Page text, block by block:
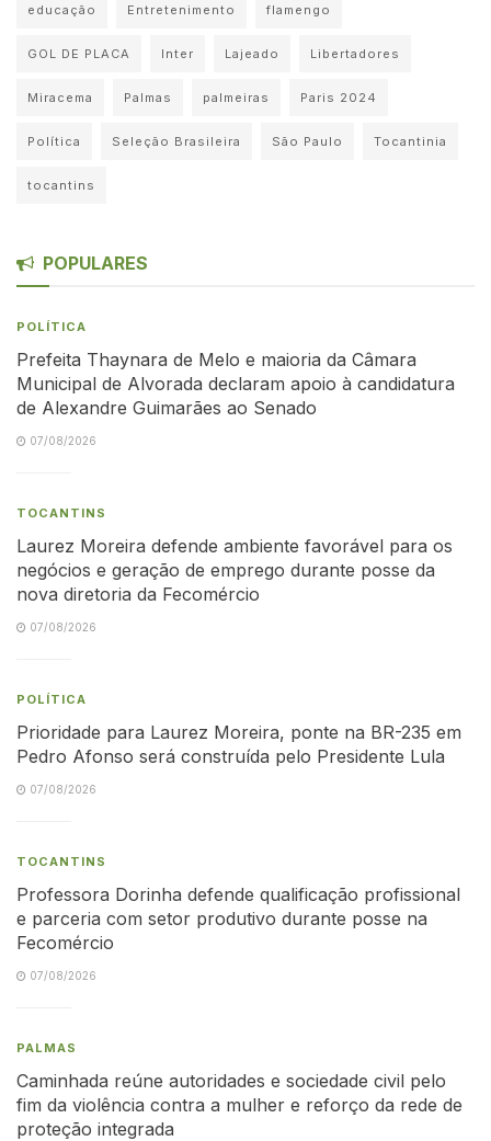
educação Entretenimento flamengo
GOL DE PLACA Inter Lajeado Libertadores
Miracema Palmas palmeiras Paris 2024
Política Seleção Brasileira São Paulo Tocantinia
tocantins
POPULARES
POLÍTICA
Prefeita Thaynara de Melo e maioria da Câmara
Municipal de Alvorada declaram apoio à candidatura
de Alexandre Guimarães ao Senado
07/08/2026
TOCANTINS
Laurez Moreira defende ambiente favorável para os
negócios e geração de emprego durante posse da
nova diretoria da Fecomércio
07/08/2026
POLÍTICA
Prioridade para Laurez Moreira, ponte na BR-235 em
Pedro Afonso será construída pelo Presidente Lula
07/08/2026
TOCANTINS
Professora Dorinha defende qualificação profissional
e parceria com setor produtivo durante posse na
Fecomércio
07/08/2026
PALMAS
Caminhada reúne autoridades e sociedade civil pelo
fim da violência contra a mulher e reforço da rede de
proteção integrada